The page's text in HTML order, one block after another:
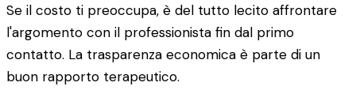
Se il costo ti preoccupa, è del tutto lecito affrontare
l'argomento con il professionista fin dal primo
contatto. La trasparenza economica è parte di un
buon rapporto terapeutico.